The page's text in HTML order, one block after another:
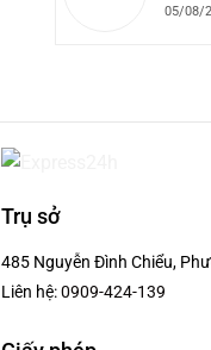
05/08/
Trụ sở
485 Nguyễn Đình Chiểu,
Liên hệ:0909-424-139